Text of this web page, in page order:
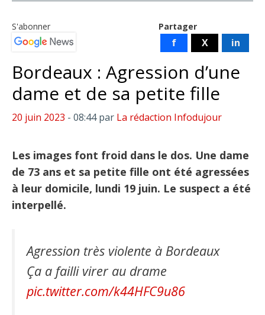
Partager
f X in
S'abonner
Bordeaux : Agression d’une
dame et de sa petite fille
20 juin 2023 - 08:44 par La rédaction Infodujour
Les images font froid dans le dos. Une dame
de 73 ans et sa petite fille ont été agressées
à leur domicile, lundi 19 juin. Le suspect a été
interpellé.
Agression très violente à Bordeaux
Ça a failli virer au drame
pic.twitter.com/k44HFC9u86